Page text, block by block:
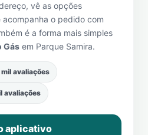
vê as opções
o pedido com
é a forma mais simples
Gás em Parque Samira.
avaliações
avaliações
aplicativo